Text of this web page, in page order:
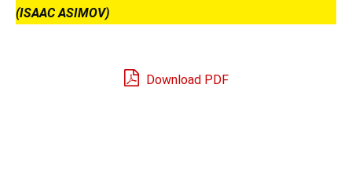
(ISAAC ASIMOV)
Download PDF